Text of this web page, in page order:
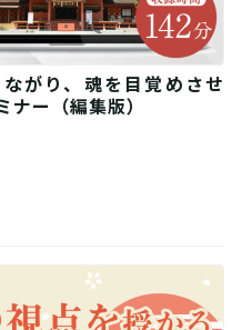
がり、魂を目覚めさせ
ー（編集版）